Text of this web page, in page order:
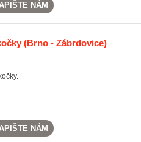
NÁM
(Brno - Zábrdovice)
NÁM